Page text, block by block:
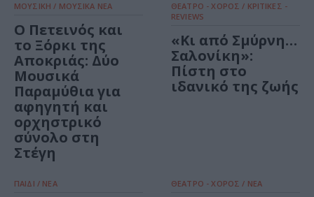
ΜΟΥΣΙΚΗ / ΜΟΥΣΙΚΑ ΝΕΑ
Ο Πετεινός και
το Ξόρκι της
Αποκριάς: Δύο
Μουσικά
Παραμύθια για
αφηγητή και
ορχηστρικό
σύνολο στη
Στέγη
ΘΕΑΤΡΟ - ΧΟΡΟΣ / ΚΡΙΤΙΚΕΣ -
REVIEWS
«Κι από Σμύρνη…
Σαλονίκη»:
Πίστη στο
ιδανικό της ζωής
ΠΑΙΔΙ / ΝΕΑ ΘΕΑΤΡΟ - ΧΟΡΟΣ / ΝΕΑ